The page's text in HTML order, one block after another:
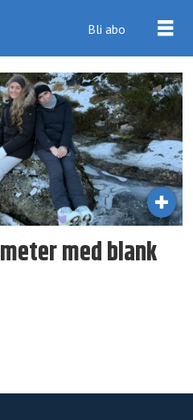
Bli abo
med blank